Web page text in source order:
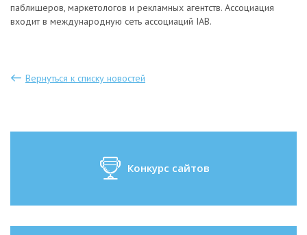
паблишеров, маркетологов и рекламных агентств. Ассоциация
входит в международную сеть ассоциаций IAB.
Вернуться к списку новостей
Конкурс сайтов